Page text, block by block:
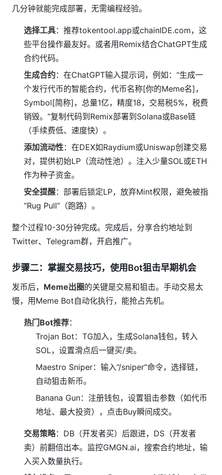
几分钟就能完成部署，无需编程经验。
选择工具：推荐tokentool.app或chainIDE.com，这
些平台操作最友好。或者用Remix结合ChatGPT生成
合约代码。
生成合约：在ChatGPT输入提示词，例如：“生成一
个发行代币的智能合约，代币名称[你的Meme名]，
Symbol[简称]，总量1亿，精度18，交易税5%，税费
销毁。”复制代码到Remix部署到Solana或Base链
（手续费低、速度快）。
添加流动性：在DEX如Raydium或Uniswap创建交易
对，提供初始LP（流动性池）。注入少量SOL或ETH
作为种子资金。
安全提醒：部署后锁定LP，放弃Mint权限，避免被指
“Rug Pull”（跑路）。
整个过程10-30分钟完成。完成后，分享合约地址到
Twitter、Telegram群，开启推广。
步骤二：掌握交易技巧，使用Bot狙击早期机会
发币后， Meme出圈的关键是交易和狙击。手动交易太
慢，用Meme Bot自动化执行，能抢占先机。
热门Bot推荐：
Trojan Bot：TG加入，生成Solana钱包，转入
SOL，设置滑点后一键买/卖。
Maestro Sniper：输入“/sniper”命令，选择链，
自动狙击新币。
Banana Gun：注册钱包，设置狙击参数（如代币
地址、最大投资），点击Buy瞬间成交。
交易策略：DB（开发者买）后跟进，DS（开发者
卖）前翻倍出本。监控GMGN.ai，搜索合约地址，输
入买入数量执行。